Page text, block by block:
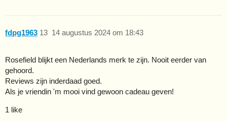
fdpg1963 14 augustus 2024 om 18:43
13
Rosefield blijkt een Nederlands merk te zijn. Nooit eerder van
gehoord.
Reviews zijn inderdaad goed.
Als je vriendin 'm mooi vind gewoon cadeau geven!
1 like